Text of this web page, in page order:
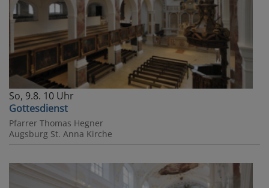
So, 9.8. 10 Uhr
Gottesdienst
Pfarrer Thomas Hegner
Augsburg St. Anna Kirche